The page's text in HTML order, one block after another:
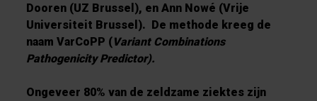
Dooren (UZ Brussel), en Ann Nowé (Vrije
Universiteit Brussel). De methode kreeg de
naam VarCoPP (Variant Combinations
Pathogenicity Predictor).
Ongeveer 80% van de zeldzame ziektes zijn